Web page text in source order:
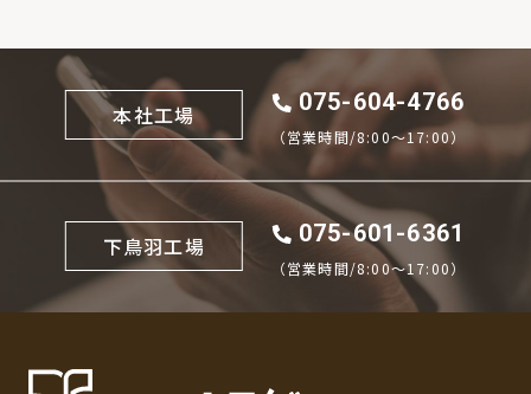
本社工場 075-604-4766
（営業時間/8:00〜17:00）
下鳥羽工場 075-601-6361
（営業時間/8:00〜17:00）